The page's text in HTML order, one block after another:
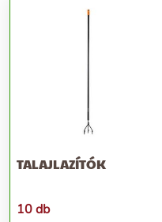
TALAJLAZÍTÓK
10 db